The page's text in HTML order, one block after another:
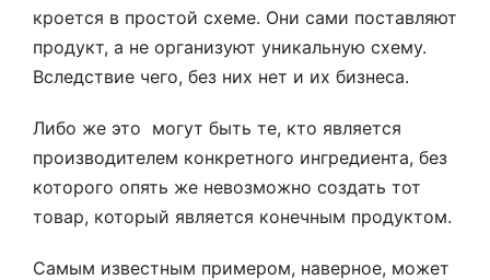
кроется в простой схеме. Они сами поставляют
продукт, а не организуют уникальную схему.
Вследствие чего, без них нет и их бизнеса.
Либо же это могут быть те, кто является
производителем конкретного ингредиента, без
которого опять же невозможно создать тот
товар, который является конечным продуктом.
Самым известным примером, наверное, может